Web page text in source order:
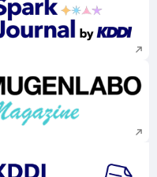
新規ウィンドウで
新規ウィンドウで